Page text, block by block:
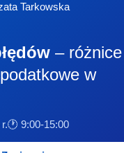
Tarkowska
– różnice
w
🕐 9:00-15:00